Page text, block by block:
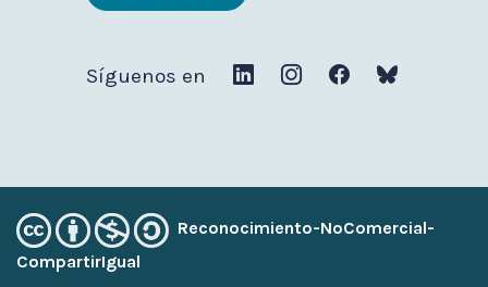
Síguenos en
Reconocimiento-NoComercial-
CompartirIgual